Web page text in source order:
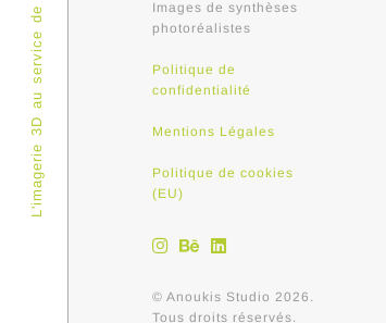
Images de synthèses
photoréalistes
Politique de
confidentialité
Mentions Légales
Politique de cookies
(EU)
© Anoukis Studio 2026.
Tous droits réservés.